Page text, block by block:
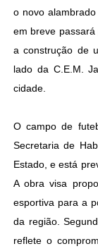
o novo
em breve
a construção de
lado da C.E.M.
cidade.
O campo de
Secretaria de
Estado, e está
A obra visa
esportiva para a
da região.
reflete o